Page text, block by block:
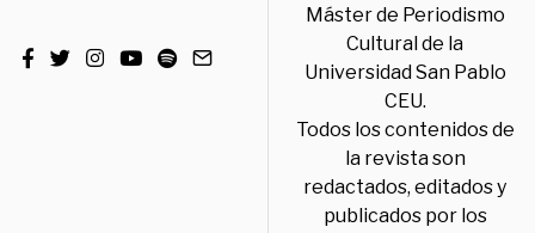
Máster de Periodismo
Cultural de la
Universidad San Pablo
CEU.
Todos los contenidos de
la revista son
redactados, editados y
publicados por los